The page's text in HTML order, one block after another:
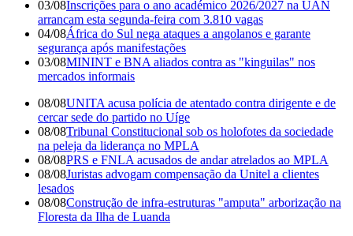
03/08Inscrições para o ano académico 2026/2027 na UAN
arrancam esta segunda-feira com 3.810 vagas
04/08África do Sul nega ataques a angolanos e garante
segurança após manifestações
03/08MININT e BNA aliados contra as "kinguilas" nos
mercados informais
08/08UNITA acusa polícia de atentado contra dirigente e de
cercar sede do partido no Uíge
08/08Tribunal Constitucional sob os holofotes da sociedade
na peleja da liderança no MPLA
08/08PRS e FNLA acusados de andar atrelados ao MPLA
08/08Juristas advogam compensação da Unitel a clientes
lesados
08/08Construção de infra-estruturas "amputa" arborização na
Floresta da Ilha de Luanda